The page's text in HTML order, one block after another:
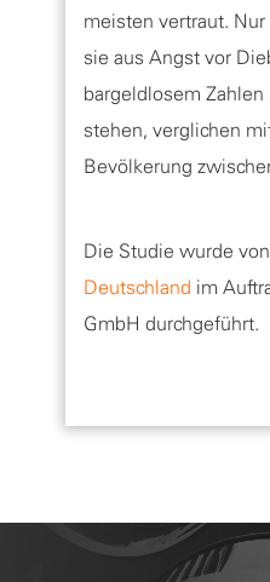
meisten vertraut.
sie aus Angst vor
bargeldlosem
stehen, verglichen
Bevölkerung
Die Studie wurde von
Deutschland im
GmbH durchgeführt.